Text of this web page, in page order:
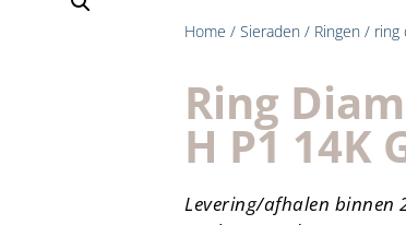
Home / Sieraden / Ringen / ring
Ring
H P1 14K
Levering/afhalen binnen